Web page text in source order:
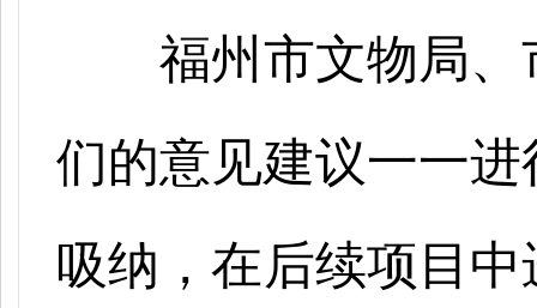
福州市文物局
们的意见建议一一
吸纳，在后续项目